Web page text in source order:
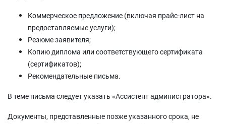
Коммерческое предложение (включая прайс-лист на
предоставляемые услуги);
Резюме заявителя;
Копию диплома или соответствующего сертификата
(сертификатов);
Рекомендательные письма.
В теме письма следует указать «Ассистент администратора».
Документы, представленные позже указанного срока, не